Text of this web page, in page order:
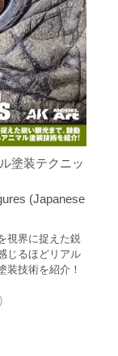
塗装テクニッ
(Japanese
視界に捉えた鋭
じるほどリアル
装技術を紹介！